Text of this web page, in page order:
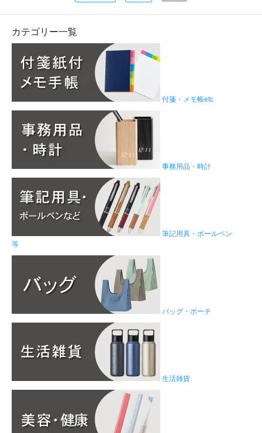
カテゴリー一覧
付箋・メモ帳etc
事務用品・時計
筆記用具・ボールペン
等
バッグ・ポーチ
生活雑貨